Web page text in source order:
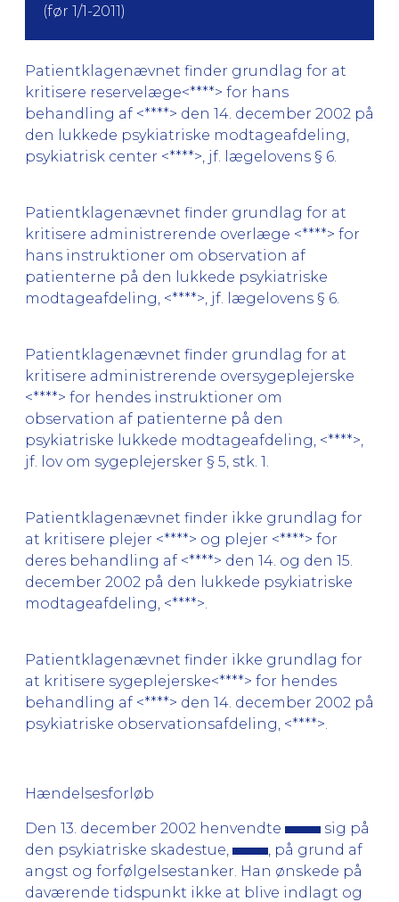
(før 1/1-2011)
Patientklagenævnet finder grundlag for at
kritisere reservelæge<****> for hans
behandling af <****> den 14. december 2002 på
den lukkede psykiatriske modtageafdeling,
psykiatrisk center <****>, jf. lægelovens § 6.
Patientklagenævnet finder grundlag for at
kritisere administrerende overlæge <****> for
hans instruktioner om observation af
patienterne på den lukkede psykiatriske
modtageafdeling, <****>, jf. lægelovens § 6.
Patientklagenævnet finder grundlag for at
kritisere administrerende oversygeplejerske
<****> for hendes instruktioner om
observation af patienterne på den
psykiatriske lukkede modtageafdeling, <****>,
jf. lov om sygeplejersker § 5, stk. 1.
Patientklagenævnet finder ikke grundlag for
at kritisere plejer <****> og plejer <****> for
deres behandling af <****> den 14. og den 15.
december 2002 på den lukkede psykiatriske
modtageafdeling, <****>.
Patientklagenævnet finder ikke grundlag for
at kritisere sygeplejerske<****> for hendes
behandling af <****> den 14. december 2002 på
psykiatriske observationsafdeling, <****>.
Hændelsesforløb
Den 13. december 2002 henvendte
sig på
den psykiatriske skadestue,
, på grund af
angst og forfølgelsestanker. Han ønskede på
daværende tidspunkt ikke at blive indlagt og